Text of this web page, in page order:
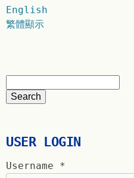
English
繁體顯示
USER LOGIN
Username *